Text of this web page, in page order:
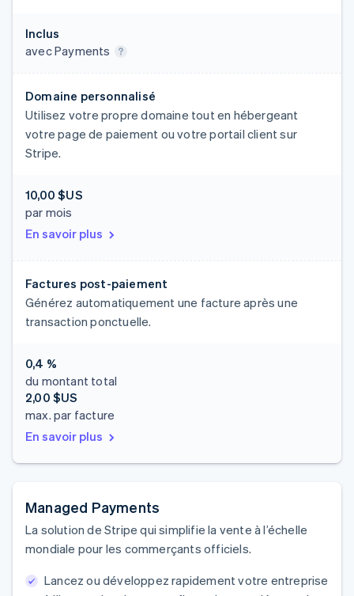
Inclus
avec Payments
Domaine personnalisé
Utilisez votre propre domaine tout en hébergeant
votre page de paiement ou votre portail client sur
Stripe.
10,00 $US
par mois
En savoir plus
Factures post-paiement
Générez automatiquement une facture après une
transaction ponctuelle.
0,4 %
du montant total
2,00 $US
max. par facture
En savoir plus
Managed Payments
La solution de Stripe qui simplifie la vente à l’échelle
mondiale pour les commerçants officiels.
Lancez ou développez rapidement votre entreprise